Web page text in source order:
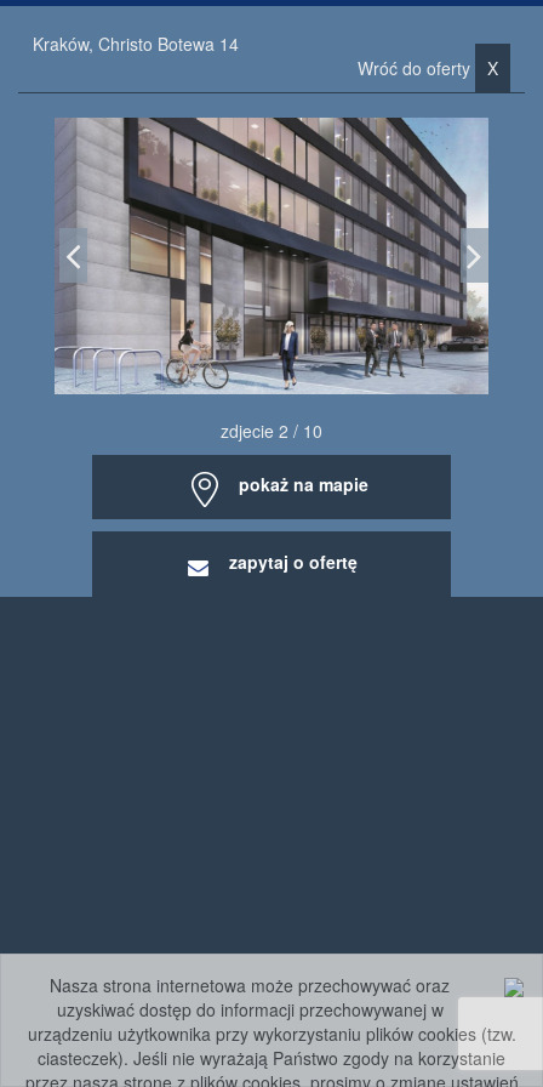
Nasza strona internetowa może przechowywać oraz
uzyskiwać dostęp do informacji przechowywanej w
urządzeniu użytkownika przy wykorzystaniu plików cookies (tzw.
ciasteczek). Jeśli nie wyrażają Państwo zgody na korzystanie
przez naszą stronę z plików cookies, prosimy o zmianę ustawień
Kraków, Christo Botewa 14
Wróć do oferty
X
zdjecie 2 / 10
pokaż na mapie
zapytaj o ofertę